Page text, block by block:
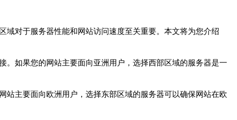
域对于服务器性能和网站访问速度至关重要。本文将为您介绍
如果您的网站主要面向亚洲用户，选择西部区域的服务器是一
主要面向欧洲用户，选择东部区域的服务器可以确保网站在欧